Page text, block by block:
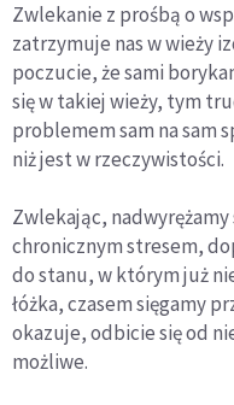
Zwlekanie z prośbą o
zatrzymuje nas w wieży
poczucie, że sami
się w takiej wieży, tym
problemem sam na sam
niż jest w rzeczywistości.
Zwlekając,
chronicznym stresem,
do stanu, w którym już
łóżka, czasem sięgamy
okazuje, odbicie się od
możliwe.